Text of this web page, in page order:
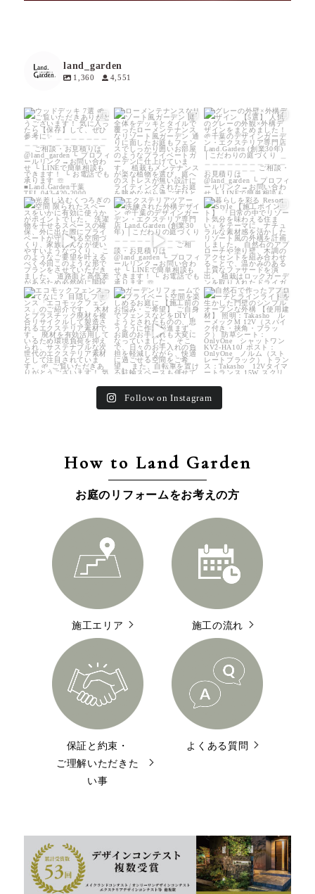
land_garden
1,360 4,551
land_garden
15 0
land_garden
19 0
land_garden
20 0
land_garden
22 0
land_garden
22 0
land_garden
25 0
land_garden
15 0
land_garden
32 0
land_garden
24 0
Follow on Instagram
How to Land Garden
お庭のリフォームをお考えの方
施工エリア 施工の流れ
保証と約束・
ご理解いただきた
い事
よくある質問